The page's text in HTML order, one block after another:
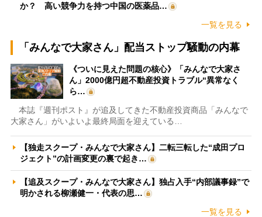
か？ 高い競争力を持つ中国の医薬品…
一覧を見る
「みんなで大家さん」配当ストップ騒動の内幕
《ついに見えた問題の核心》「みんなで大家さ
ん」2000億円超不動産投資トラブル“異常なく
ら…
本誌『週刊ポスト』が追及してきた不動産投資商品「みんなで
大家さん」がいよいよ最終局面を迎えている…
【独走スクープ・みんなで大家さん】二転三転した“成田プロ
ジェクト”の計画変更の裏で起き…
【追及スクープ・みんなで大家さん】独占入手“内部議事録”で
明かされる柳瀬健一・代表の思…
一覧を見る